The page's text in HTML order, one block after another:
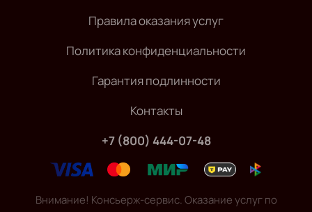
Правила оказания услуг
Политика конфиденциальности
Гарантия подлинности
Контакты
+7 (800) 444-07-48
Внимание! Консьерж-сервис. Оказание услуг по